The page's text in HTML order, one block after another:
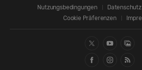
Nutzungsbedingungen
Datenschutz
Cookie Präferenzen